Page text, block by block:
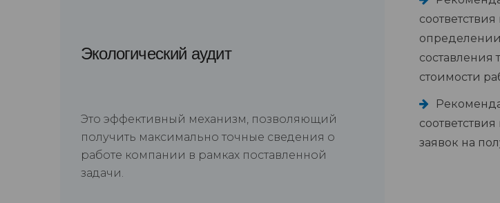
Экологический аудит
Это эффективный механизм, позволяющий
получить максимально точные сведения о
работе компании в рамках поставленной
задачи.
составления
стоимости
заявок на